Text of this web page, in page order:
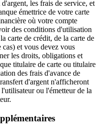
les frais de service, et
émettrice de votre carte
où votre compte
des conditions d'utilisation
carte de crédit, de la carte de
et vous devez vous
les droits, obligations et
titulaire de carte ou titulaire
des frais d'avance de
d'argent n'afficheront
ou l'émetteur de la